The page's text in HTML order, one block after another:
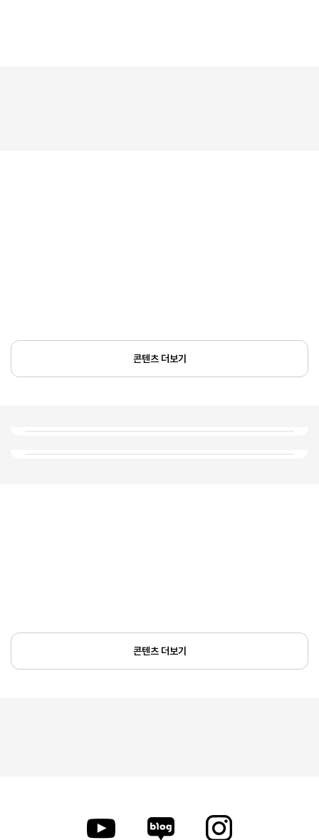
콘텐츠 더보기
콘텐츠 더보기